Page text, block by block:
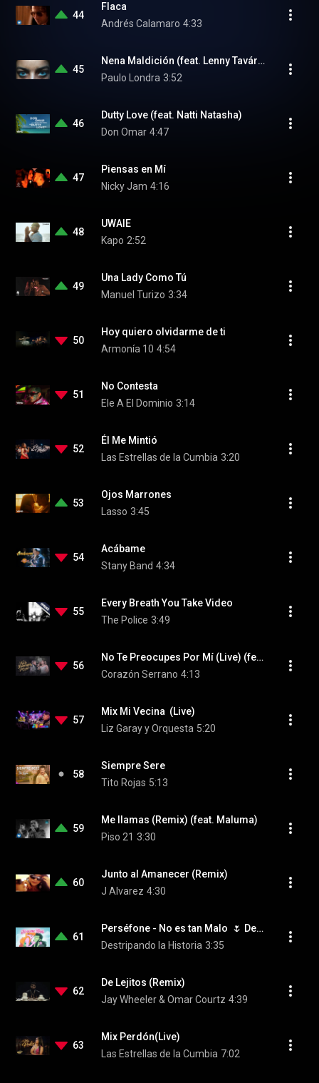
44
Flaca
Andrés Calamaro 4:33
45
Nena Maldición (feat. Lenny Tavárez)
Paulo Londra 3:52
46
Dutty Love (feat. Natti Natasha)
Don Omar 4:47
47
Piensas en Mí
Nicky Jam 4:16
48
UWAIE
Kapo 2:52
49
Una Lady Como Tú
Manuel Turizo 3:34
50
Hoy quiero olvidarme de ti
Armonía 10 4:54
51
No Contesta
Ele A El Dominio 3:14
52
Él Me Mintió
Las Estrellas de la Cumbia 3:20
53
Ojos Marrones
Lasso 3:45
54
Acábame
Stany Band 4:34
55
Every Breath You Take Video
The Police 3:49
56
No Te Preocupes Por Mí (Live) (feat. Dilbert Aguilar y su Orquesta La Tribu)
Corazón Serrano 4:13
57
Mix Mi Vecina  (Live)
Liz Garay y Orquesta 5:20
58
Siempre Sere
Tito Rojas 5:13
59
Me llamas (Remix) (feat. Maluma)
Piso 21 3:30
60
Junto al Amanecer (Remix)
J Alvarez 4:30
61
Perséfone - No es tan Malo  🌷 Destripando la Historia
Destripando la Historia 3:35
62
De Lejitos (Remix)
Jay Wheeler & Omar Courtz 4:39
63
Mix Perdón(Live)
Las Estrellas de la Cumbia 7:02